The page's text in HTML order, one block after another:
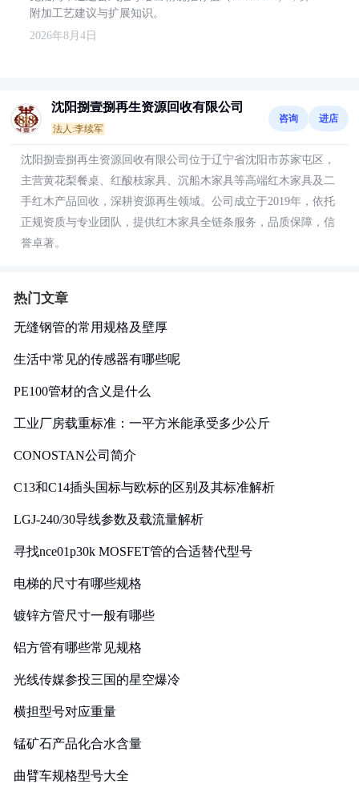
附加工艺建议与扩展知识。
2026年8月4日
沈阳捌壹捌再生资源回收有限公司
法人:李续军
咨询 进店
沈阳捌壹捌再生资源回收有限公司位于辽宁省沈阳市苏家屯区，
主营黄花梨餐桌、红酸枝家具、沉船木家具等高端红木家具及二
手红木产品回收，深耕资源再生领域。公司成立于2019年，依托
正规资质与专业团队，提供红木家具全链条服务，品质保障，信
誉卓著。
热门文章
无缝钢管的常用规格及壁厚
生活中常见的传感器有哪些呢
PE100管材的含义是什么
工业厂房载重标准：一平方米能承受多少公斤
CONOSTAN公司简介
C13和C14插头国标与欧标的区别及其标准解析
LGJ-240/30导线参数及载流量解析
寻找nce01p30k MOSFET管的合适替代型号
电梯的尺寸有哪些规格
镀锌方管尺寸一般有哪些
铝方管有哪些常见规格
光线传媒参投三国的星空爆冷
横担型号对应重量
锰矿石产品化合水含量
曲臂车规格型号大全